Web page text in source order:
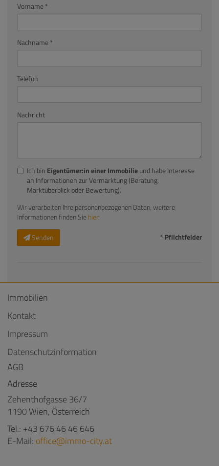
Vorname
Nachname
Telefon
Nachricht
Ich bin Eigentümer:in einer Immobilieund habe Interesse
an Informationen zur Vermarktung (Beratung,
Marktüberblick oder Bewertung).
Wir verarbeiten Ihre personenbezogenen Daten, weitere
Informationen finden Siehier.
Senden
* Pflichtfelder
Immobilien
Kontakt
Impressum
Datenschutzinformation
AGB
Adresse
Zehenthofgasse 36/7
1190 Wien, Österreich
Tel.: +43 676 46 46 646
E-Mail: office@immo-city.at